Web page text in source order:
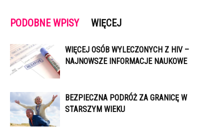
PODOBNE WPISY WIĘCEJ
WIĘCEJ OSÓB WYLECZONYCH Z HIV –
NAJNOWSZE INFORMACJE NAUKOWE
BEZPIECZNA PODRÓŻ ZA GRANICĘ W
STARSZYM WIEKU